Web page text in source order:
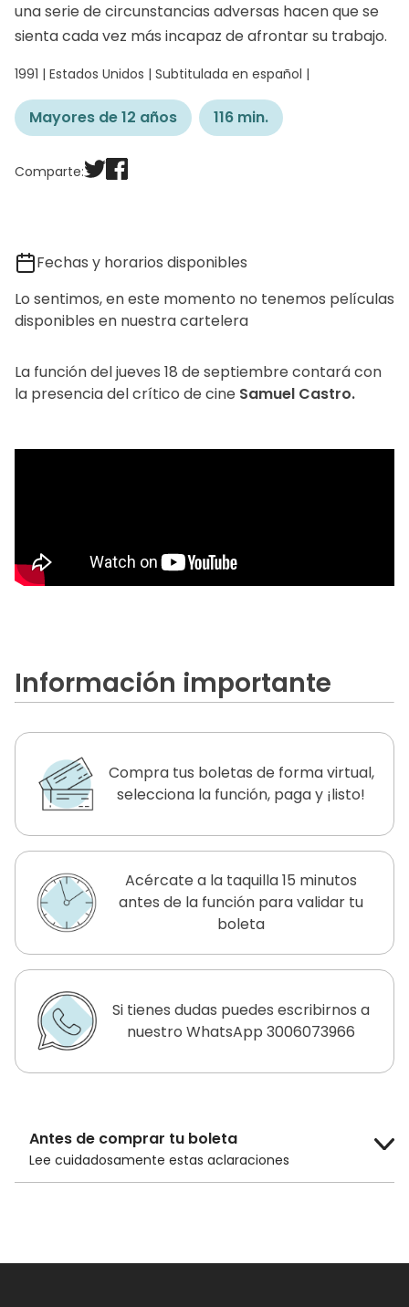
una serie de circunstancias adversas hacen que se
sienta cada vez más incapaz de afrontar su trabajo.
1991 | Estados Unidos | Subtitulada en español |
Mayores de 12 años 116 min.
Comparte:
Fechas y horarios disponibles
Lo sentimos, en este momento no tenemos películas
disponibles en nuestra cartelera
La función del jueves 18 de septiembre contará con
la presencia del crítico de cine Samuel Castro.
Información importante
Compra tus boletas de forma virtual,
selecciona la función, paga y ¡listo!
Acércate a la taquilla 15 minutos
antes de la función para validar tu
boleta
Si tienes dudas puedes escribirnos a
nuestro WhatsApp 3006073966
Antes de comprar tu boleta
Lee cuidadosamente estas aclaraciones
menores de 12 años y estudiantes con